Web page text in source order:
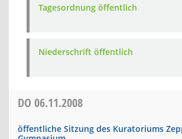
Tagesordnung öffentlich
Niederschrift öffentlich
DO 06.11.2008
öffentliche Sitzung des Kuratoriums